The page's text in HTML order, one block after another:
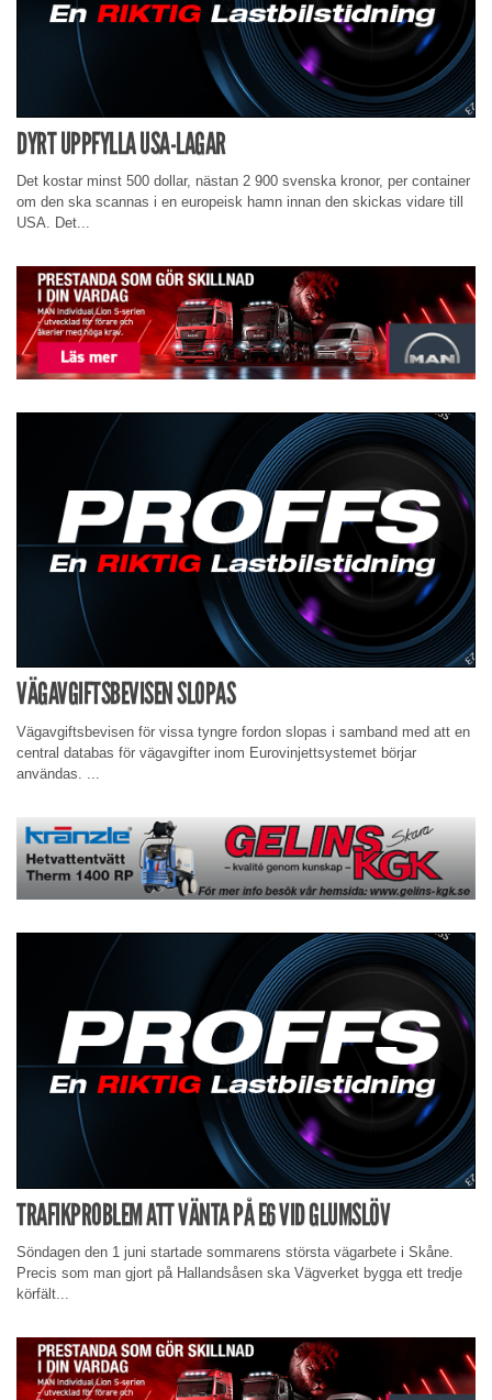
DYRT UPPFYLLA USA-LAGAR
Det kostar minst 500 dollar, nästan 2 900 svenska kronor, per container
om den ska scannas i en europeisk hamn innan den skickas vidare till
USA. Det...
VÄGAVGIFTSBEVISEN SLOPAS
Vägavgiftsbevisen för vissa tyngre fordon slopas i samband med att en
central databas för vägavgifter inom Eurovinjettsystemet börjar
användas. ...
TRAFIKPROBLEM ATT VÄNTA PÅ E6 VID GLUMSLÖV
Söndagen den 1 juni startade sommarens största vägarbete i Skåne.
Precis som man gjort på Hallandsåsen ska Vägverket bygga ett tredje
körfält...